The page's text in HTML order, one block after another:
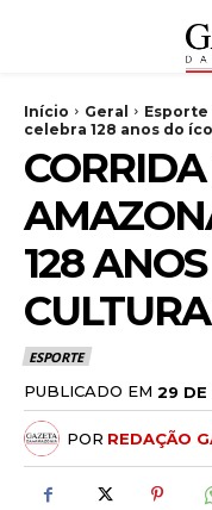
Início Geral Esporte
celebra 128 anos do
128
ESPORTE
PUBLICADO EM 29 DE
POR REDAÇÃO